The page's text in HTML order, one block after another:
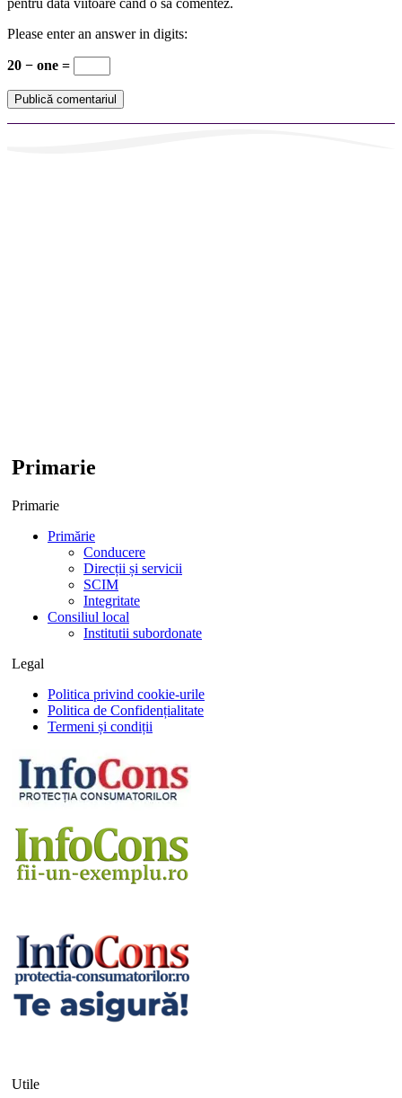
Please enter an answer in digits:
20 − one =
Primarie
Primarie
Primărie
Conducere
Direcții și servicii
SCIM
Integritate
Consiliul local
Institutii subordonate
Legal
Politica privind cookie-urile
Politica de Confidențialitate
Termeni și condiții
Utile